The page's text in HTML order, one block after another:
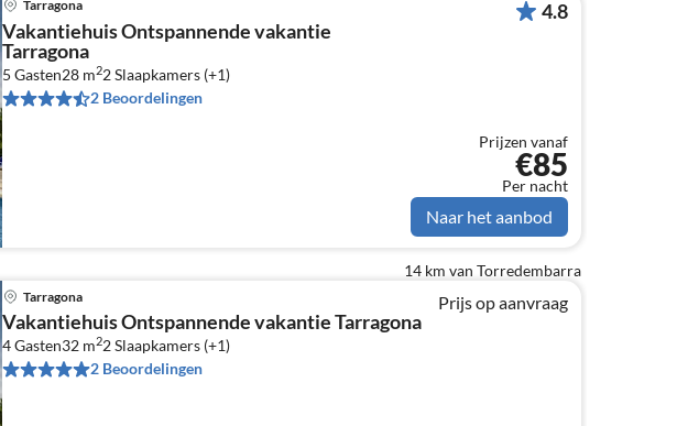
Tarragona
Vakantiehuis Ontspannende vakantie
Tarragona
5 Gasten28 m22Slaapkamers (+1)
2 Beoordelingen
4.8
Prijzen vanaf
€85
Per nacht
Naar het aanbod
14 km van Torredembarra
Tarragona
Vakantiehuis Ontspannende vakantie Tarragona
4 Gasten32 m22Slaapkamers (+1)
2 Beoordelingen
Prijs op aanvraag